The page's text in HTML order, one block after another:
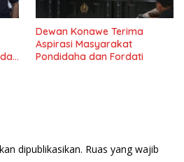
Dewan Konawe Terima
Aspirasi Masyarakat
Pondidaha dan Fordati
dipublikasikan. Ruas yang wajib